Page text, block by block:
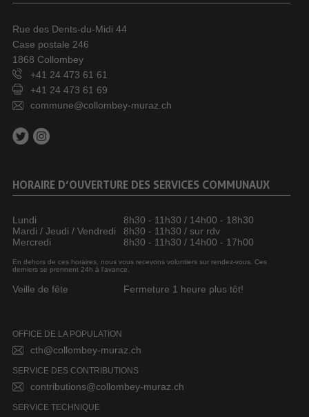
Rue des Dents-du-Midi 44
Case postale 246
1868 Collombey
+41 24 473 61 61
+41 24 473 61 69
commune@collombey-muraz.ch
HORAIRE D’OUVERTURE DES SERVICES COMMUNAUX
Lundi
8h30 - 11h30 / 14h00 - 18h30
Mardi / Jeudi / Vendredi
8h30 - 11h30 / sur rdv
Mercredi
8h30 - 11h30 / 14h00 - 17h00
En dehors de ces horaires, nous vous recevons volontiers sur rendez-vous. Ces
derniers se prennent 24h à l’avance.
Veille de fête Fermeture 1 heure plus tôt!
OFFICE DE LA POPULATION
cth@collombey-muraz.ch
SERVICE DES CONTRIBUTIONS
contributions@collombey-muraz.ch
SERVICE TECHNIQUE